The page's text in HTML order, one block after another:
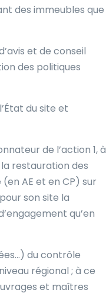
des immeubles que
et de conseil
des politiques
du site et
de l’action 1, à
restauration des
AE et en CP) sur
son site la
qu’en
du contrôle
régional ; à ce
et maîtres